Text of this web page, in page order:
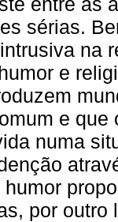
sérias.
na
e
e
numa
por outro